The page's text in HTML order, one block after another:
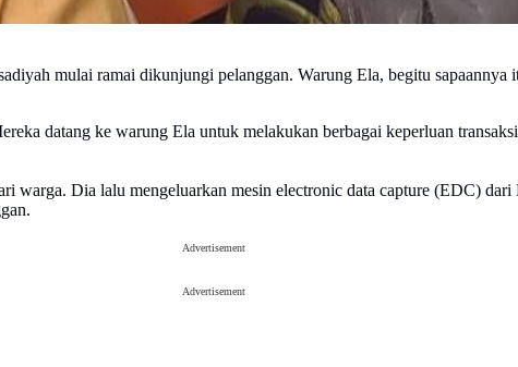
mulai ramai dikunjungi pelanggan. Warung Ela, begitu sapaannya
datang ke warung Ela untuk melakukan berbagai keperluan
warga. Dia lalu mengeluarkan mesin electronic data capture (EDC)
Advertisement
Advertisement